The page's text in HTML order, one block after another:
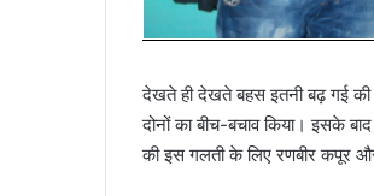
देखते ही देखते बहस इतनी बढ़ गई की
दोनों का बीच-बचाव किया। इसके
की इस गलती के लिए रणबीर कपूर